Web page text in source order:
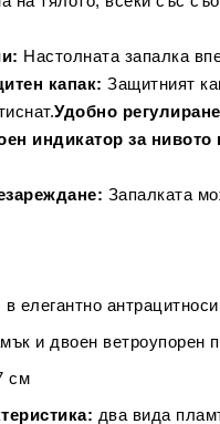
Настолната запалка
капак: Защитният
Удобно
индикатор за нивото
Запалката
елегантно
и двоен ветроупорен
см
два вида